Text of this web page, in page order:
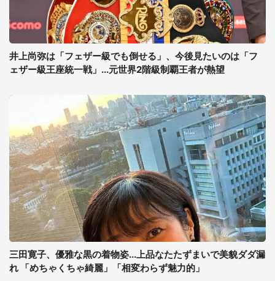
井上尚弥は「フェザー級でも倒せる」、今後見たいのは「フ
ェザー級王座統一戦」...元世界2階級制覇王者が熱望
三田寛子、優雅な黒の着物姿...上品なたたずまいで美貌ダダ漏
れ 「めちゃくちゃ綺麗」「相変わらず魅力的」